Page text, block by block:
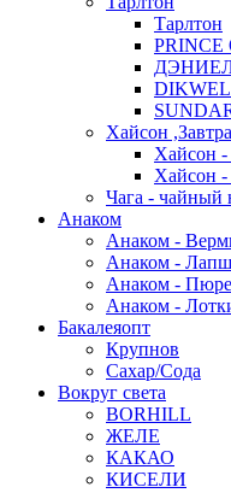
Тарлтон
PRINCE
Хайсон
Хайсон
Хайсон
Чага - чайный
Анаком
Анаком -
Анаком -
Анаком - Пюре
Анаком -
Бакалеяопт
Крупнов
Сахар/Сода
Вокруг света
BORHILL
ЖЕЛЕ
КАКАО
КИСЕЛИ